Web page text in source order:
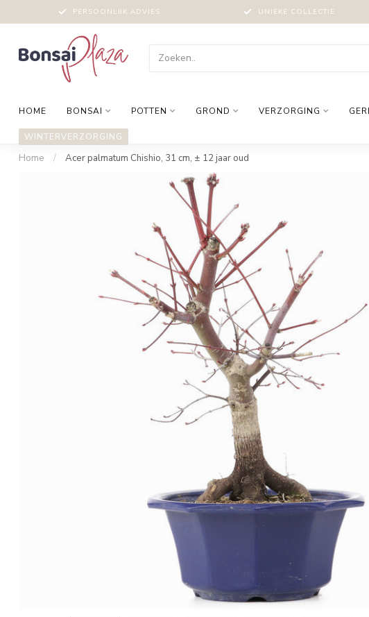
PERSOONLIJK ADVIES UNIEKE COLLECTIE
HOME BONSAI POTTEN GROND VERZORGING
WINTERVERZORGING
Home / Acer palmatum Chishio, 31 cm, ± 12 jaar oud